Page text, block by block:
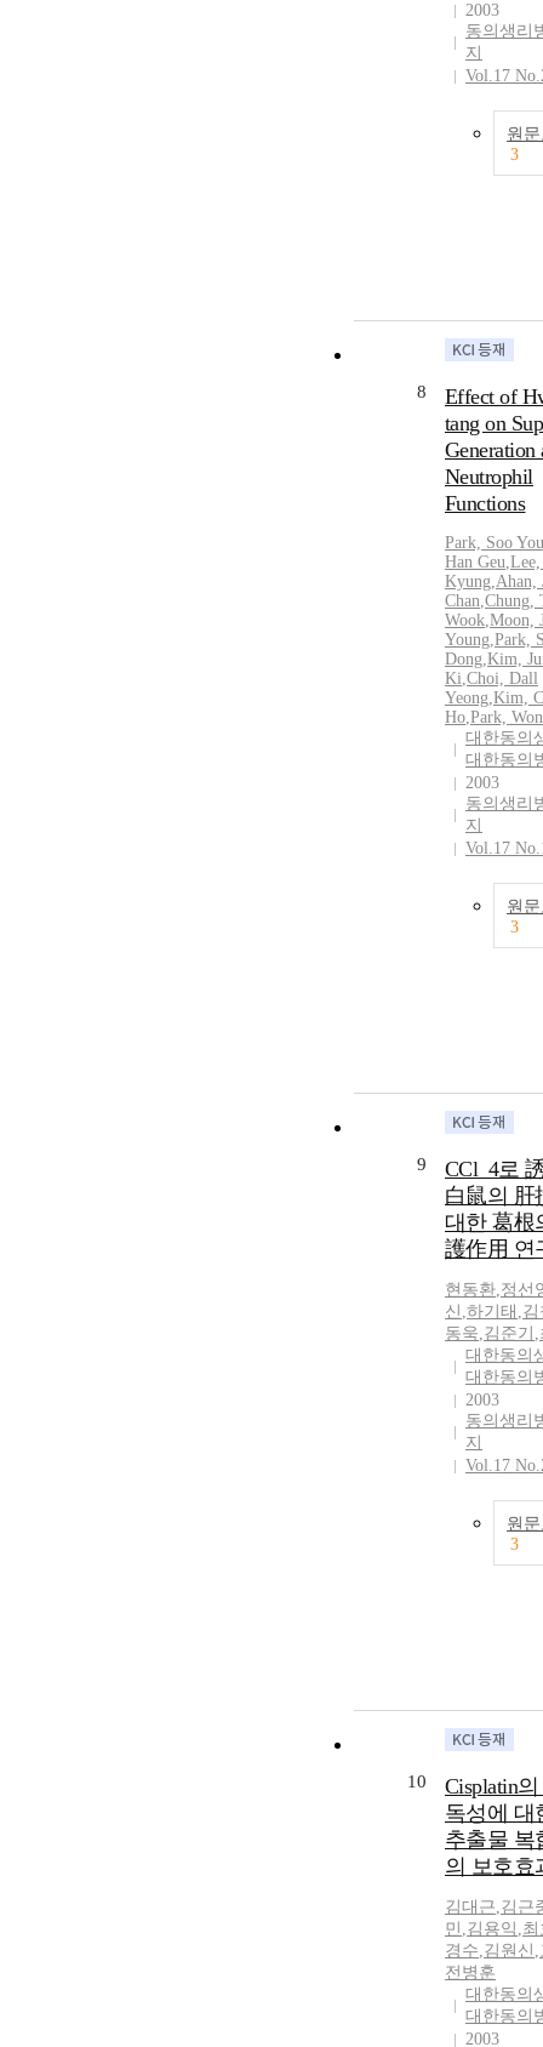
2003
동의생리
지
Vol.17
원
3
8
Effect of
tang on
Generation
Neutrophil
Functions
Park, Soo
Han Geu,
Kyung,Ahan,
Chan,Chung,
Wook,Moon,
Young,Park,
Dong,Kim,
Ki,Choi, Dall
Yeong,Kim,
Ho,Park,
대한동의
대한동의
2003
동의생리
지
Vol.17
원
3
9
CCl_4로
白鼠의 肝
대한 葛根
護作用 연
현동환,정선
신 ,하기태 ,
동욱,김준기 ,
대한동의
대한동의
2003
동의생리
지
Vol.17
원
3
10
Cisplatin
독성에 대
추출물 복
의 보호효
김대근,김근
민 ,김용익 ,
경수,김원신 ,
전병훈
대한동의
대한동의
2003